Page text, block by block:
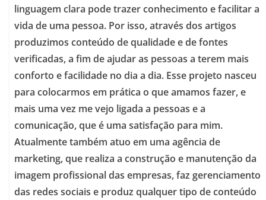
linguagem clara pode trazer conhecimento e facilitar a
vida de uma pessoa. Por isso, através dos artigos
produzimos conteúdo de qualidade e de fontes
verificadas, a fim de ajudar as pessoas a terem mais
conforto e facilidade no dia a dia. Esse projeto nasceu
para colocarmos em prática o que amamos fazer, e
mais uma vez me vejo ligada a pessoas e a
comunicação, que é uma satisfação para mim.
Atualmente também atuo em uma agência de
marketing, que realiza a construção e manutenção da
imagem profissional das empresas, faz gerenciamento
das redes sociais e produz qualquer tipo de conteúdo